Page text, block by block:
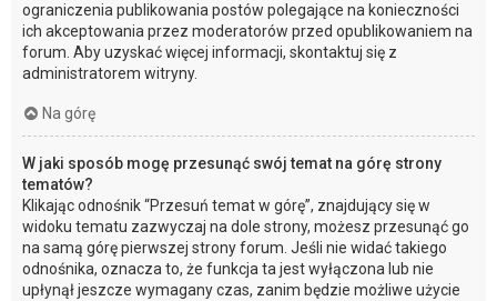
ograniczenia publikowania postów polegające na konieczności
ich akceptowania przez moderatorów przed opublikowaniem na
forum. Aby uzyskać więcej informacji, skontaktuj się z
administratorem witryny.
Na górę
W jaki sposób mogę przesunąć swój temat na górę strony
tematów?
Klikając odnośnik “Przesuń temat w górę”, znajdujący się w
widoku tematu zazwyczaj na dole strony, możesz przesunąć go
na samą górę pierwszej strony forum. Jeśli nie widać takiego
odnośnika, oznacza to, że funkcja ta jest wyłączona lub nie
upłynął jeszcze wymagany czas, zanim będzie możliwe użycie